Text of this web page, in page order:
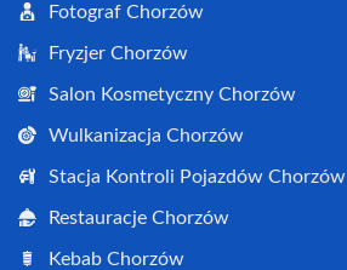
Fotograf Chorzów
Fryzjer Chorzów
Salon Kosmetyczny Chorzów
Wulkanizacja Chorzów
Stacja Kontroli Pojazdów Chorzów
Restauracje Chorzów
Kebab Chorzów